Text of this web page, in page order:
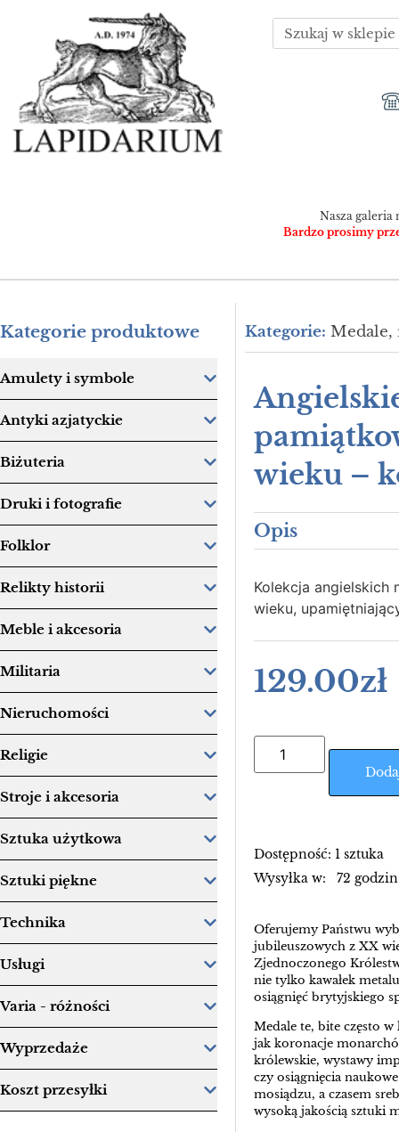
Nasza galeria
Bardzo prosimy
Kategorie produktowe
Amulety i symbole
Antyki azjatyckie
Biżuteria
Druki i fotografie
Folklor
Relikty historii
Meble i akcesoria
Militaria
Nieruchomości
Religie
Stroje i akcesoria
Sztuka użytkowa
Sztuki piękne
Technika
Usługi
Varia - różności
Wyprzedaże
Koszt przesyłki
Kategorie: Medale,
wieku –
Opis
Kolekcja angielskich
wieku,
129.00zł
Dostępność: 1 sztuka
Wysyłka w: 72 godzin
Oferujemy Państwu
jubileuszowych z XX
Zjednoczonego
nie tylko kawałek
osiągnięć brytyjskiego
Medale te, bite często
jak koronacje
królewskie, wystawy
czy osiągnięcia
mosiądzu, a czasem
wysoką jakością sztuki